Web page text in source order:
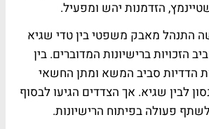
הזדמנות יהש ומפעיל.
התנהל מאבק משפטי בין טדי שגיא
הזכויות ברישיונות המדוברים. בין
הדדיות סביב המשא ומתן החשאי
לבין שגיא. אך הצדדים הגיעו לבסוף
פעולה בפיתוח הרישיונות.